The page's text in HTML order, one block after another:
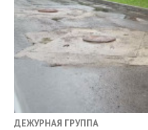
ДЕЖУРНАЯ ГРУППА